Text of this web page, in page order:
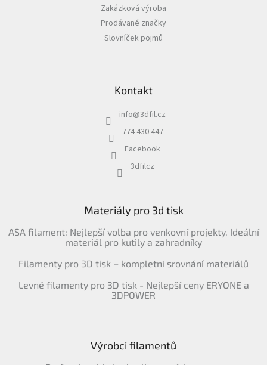
Zakázková výroba
Prodávané značky
Slovníček pojmů
Kontakt
info@3dfil.cz
774 430 447
Facebook
3dfilcz
Materiály pro 3d tisk
ASA filament: Nejlepší volba pro venkovní projekty. Ideální
materiál pro kutily a zahradníky
Filamenty pro 3D tisk – kompletní srovnání materiálů
Levné filamenty pro 3D tisk - Nejlepší ceny ERYONE a
3DPOWER
Výrobci filamentů